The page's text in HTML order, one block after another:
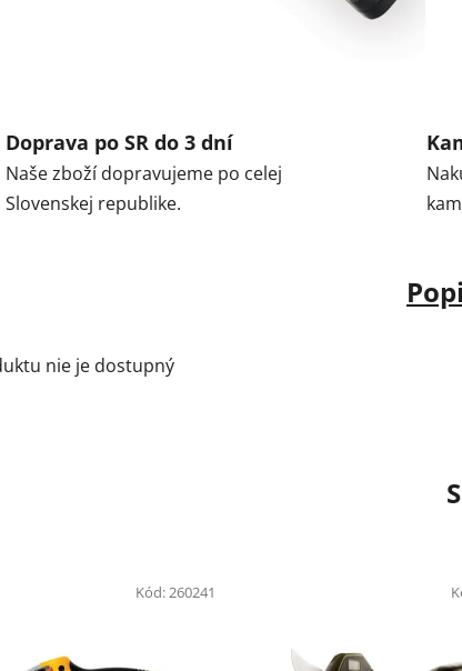
Doprava po SR do 3 dní
Naše zboží dopravujeme po celej
Slovenskej republike.
nie je dostupný
Kód:260241